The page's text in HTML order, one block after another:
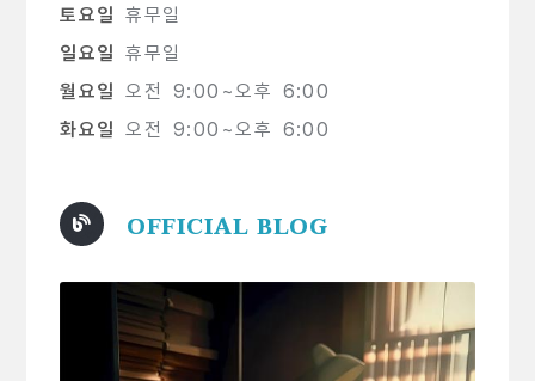
토요일 휴무일
일요일 휴무일
월요일 오전 9:00~오후 6:00
화요일 오전 9:00~오후 6:00
OFFICIAL BLOG